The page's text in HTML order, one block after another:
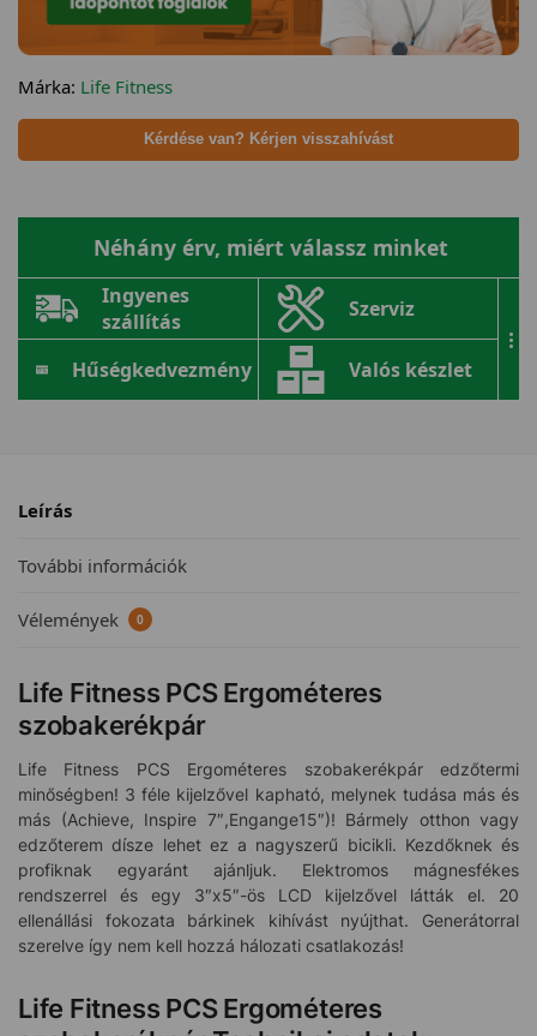
Márka: Life Fitness
Kérdése van? Kérjen visszahívást
Néhány érv, miért válassz minket
Ingyenes
szállítás
Szerviz
Hűségkedvezmény Valós készlet
...
Leírás
További információk
Vélemények 0
Life Fitness PCS Ergométeres
szobakerékpár
Life Fitness PCS Ergométeres szobakerékpár edzőtermi
minőségben! 3 féle kijelzővel kapható, melynek tudása más és
más (Achieve, Inspire 7″,Engange15″)! Bármely otthon vagy
edzőterem dísze lehet ez a nagyszerű bicikli. Kezdőknek és
profiknak egyaránt ajánljuk. Elektromos mágnesfékes
rendszerrel és egy 3″x5″-ös LCD kijelzővel látták el. 20
ellenállási fokozata bárkinek kihívást nyújthat. Generátorral
szerelve így nem kell hozzá hálozati csatlakozás!
Life Fitness PCS Ergométeres